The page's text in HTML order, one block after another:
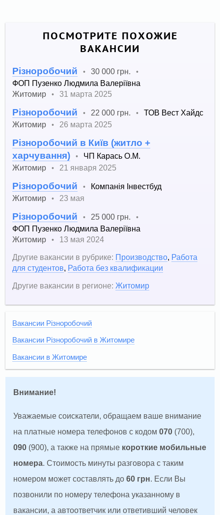
ПОСМОТРИТЕ ПОХОЖИЕ
ВАКАНСИИ
Різноробочий • 30 000 грн. •
ФОП Пузенко Людмила Валеріївна
Житомир
• 31 марта 2025
Різноробочий • 22 000 грн. •
ТОВ Вест Хайдс
Житомир
• 26 марта 2025
Різноробочий в Київ (житло +
харчування)
•
ЧП Карась О.М.
Житомир
• 21 января 2025
Різноробочий •
Компанія Інвестбуд
Житомир
• 23 мая
Різноробочий • 25 000 грн. •
ФОП Пузенко Людмила Валеріївна
Житомир
•
13 мая 2024
Другие вакансии в рубрике: Производство Работа
для студентов Работа без квалификации
Другие вакансии в регионе: Житомир
Вакансии Різноробочий
Вакансии Різноробочий в Житомире
Вакансии в Житомире
Внимание!
Уважаемые соискатели, обращаем ваше внимание
на платные номера телефонов с кодом070 (700),
090 (900), а также на прямые короткие мобильные
номера. Стоимость минуты разговора с таким
номером может составлять до60 грн. Если Вы
позвонили по номеру телефона указанному в
вакансии, а автоответчик или ответивший человек